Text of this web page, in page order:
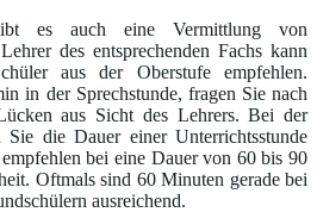
es auch eine Vermittlung von
des entsprechenden Fachs kann
aus der Oberstufe empfehlen.
in der Sprechstunde, fragen Sie nach
aus Sicht des Lehrers. Bei der
Sie die Dauer einer Unterrichtsstunde
bei eine Dauer von 60 bis 90
Oftmals sind 60 Minuten gerade bei
ausreichend.